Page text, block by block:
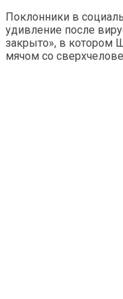
Поклонники в
удивление после
закрыто», в котором
мячом со